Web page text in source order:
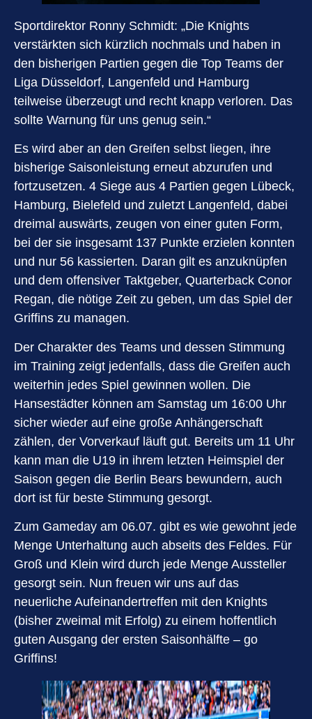
Sportdirektor Ronny Schmidt: „Die Knights
verstärkten sich kürzlich nochmals und haben in
den bisherigen Partien gegen die Top Teams der
Liga Düsseldorf, Langenfeld und Hamburg
teilweise überzeugt und recht knapp verloren. Das
sollte Warnung für uns genug sein.“
Es wird aber an den Greifen selbst liegen, ihre
bisherige Saisonleistung erneut abzurufen und
fortzusetzen. 4 Siege aus 4 Partien gegen Lübeck,
Hamburg, Bielefeld und zuletzt Langenfeld, dabei
dreimal auswärts, zeugen von einer guten Form,
bei der sie insgesamt 137 Punkte erzielen konnten
und nur 56 kassierten. Daran gilt es anzuknüpfen
und dem offensiver Taktgeber, Quarterback Conor
Regan, die nötige Zeit zu geben, um das Spiel der
Griffins zu managen.
Der Charakter des Teams und dessen Stimmung
im Training zeigt jedenfalls, dass die Greifen auch
weiterhin jedes Spiel gewinnen wollen. Die
Hansestädter können am Samstag um 16:00 Uhr
sicher wieder auf eine große Anhängerschaft
zählen, der Vorverkauf läuft gut. Bereits um 11 Uhr
kann man die U19 in ihrem letzten Heimspiel der
Saison gegen die Berlin Bears bewundern, auch
dort ist für beste Stimmung gesorgt.
Zum Gameday am 06.07. gibt es wie gewohnt jede
Menge Unterhaltung auch abseits des Feldes. Für
Groß und Klein wird durch jede Menge Aussteller
gesorgt sein. Nun freuen wir uns auf das
neuerliche Aufeinandertreffen mit den Knights
(bisher zweimal mit Erfolg) zu einem hoffentlich
guten Ausgang der ersten Saisonhälfte – go
Griffins!